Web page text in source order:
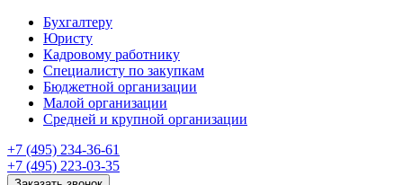
Бухгалтеру
Юристу
Кадровому работнику
Специалисту по закупкам
Бюджетной организации
Малой организации
Средней и крупной организации
+7 (495) 234-36-61
+7 (495) 223-03-35